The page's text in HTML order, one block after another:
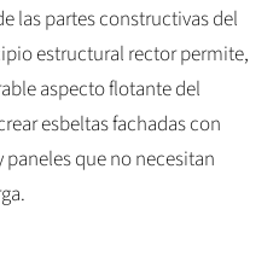
las partes constructivas del
estructural rector permite,
aspecto flotante del
esbeltas fachadas con
que no necesitan